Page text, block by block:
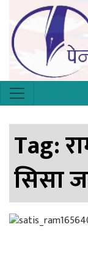
Tag:
सिसा